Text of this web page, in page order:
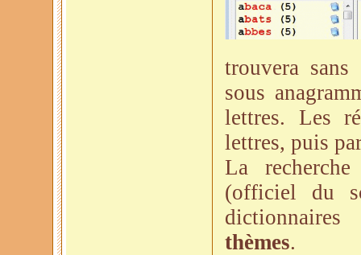
trouvera
sous
lettres. Les
lettres, puis
La
(officiel du
thèmes.